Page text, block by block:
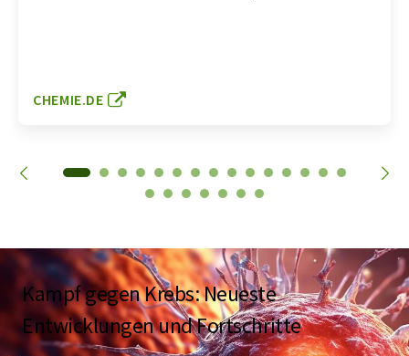
CHEMIE.DE
Kampf gegen Krebs: Neueste
Entwicklungen und Fortschritte